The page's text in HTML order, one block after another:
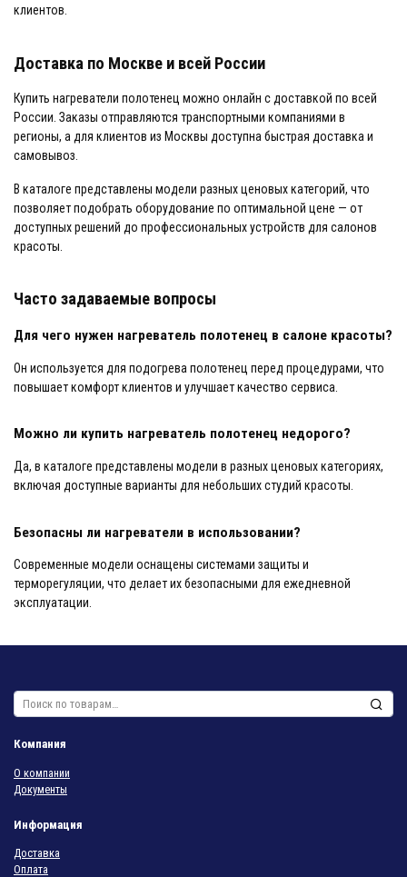
клиентов.
Доставка по Москве и всей России
Купить нагреватели полотенец можно онлайн с доставкой по всей
России. Заказы отправляются транспортными компаниями в
регионы, а для клиентов из Москвы доступна быстрая доставка и
самовывоз.
В каталоге представлены модели разных ценовых категорий, что
позволяет подобрать оборудование по оптимальной цене — от
доступных решений до профессиональных устройств для салонов
красоты.
Часто задаваемые вопросы
Для чего нужен нагреватель полотенец в салоне красоты?
Он используется для подогрева полотенец перед процедурами, что
повышает комфорт клиентов и улучшает качество сервиса.
Можно ли купить нагреватель полотенец недорого?
Да, в каталоге представлены модели в разных ценовых категориях,
включая доступные варианты для небольших студий красоты.
Безопасны ли нагреватели в использовании?
Современные модели оснащены системами защиты и
терморегуляции, что делает их безопасными для ежедневной
эксплуатации.
Искать:
Компания
О компании
Документы
Информация
Доставка
Оплата